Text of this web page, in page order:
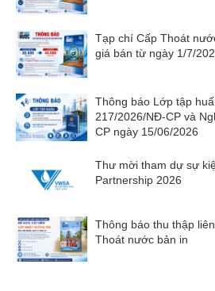
Tạp chí Cấp Thoát
giá bán từ ngày 1/7/
Thông báo Lớp tập
217/2026/NĐ-CP và
CP ngày 15/06/2026
Thư mời tham dự sự
Partnership 2026
Thông báo thu thập
Thoát nước bản in